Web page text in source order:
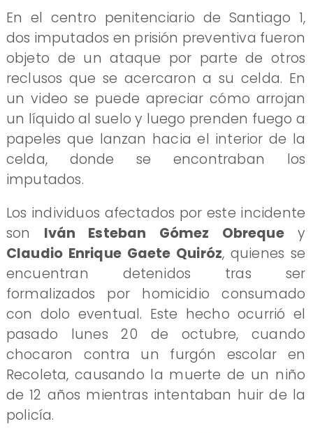
En el centro penitenciario de Santiago 1,
dos imputados en prisión preventiva fueron
objeto de un ataque por parte de otros
reclusos que se acercaron a su celda. En
un video se puede apreciar cómo arrojan
un líquido al suelo y luego prenden fuego a
papeles que lanzan hacia el interior de la
celda, donde se encontraban los
imputados.
Los individuos afectados por este incidente
son Iván Esteban Gómez Obrequey
Claudio Enrique Gaete Quiróz, quienes se
encuentran detenidos tras ser
formalizados por homicidio consumado
con dolo eventual. Este hecho ocurrió el
pasado lunes 20 de octubre, cuando
chocaron contra un furgón escolar en
Recoleta, causando la muerte de un niño
de 12 años mientras intentaban huir de la
policía.